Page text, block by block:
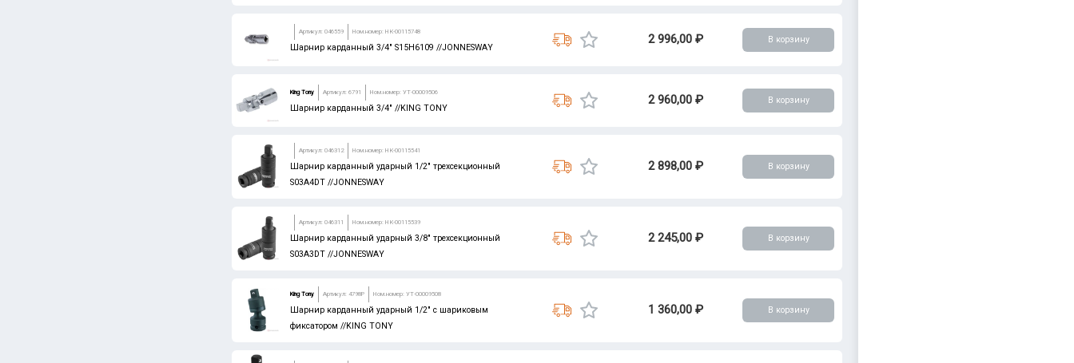
Артикул: 046559 Ном.номер: НК-00115748
Шарнир карданный 3/4" S15H6109 //JONNESWAY
2 996,00 ₽ В корзину
King Tony Артикул: 6791 Ном.номер: УТ-00009506
Шарнир карданный 3/4" //KING TONY
2 960,00 ₽ В корзину
Артикул: 046312 Ном.номер: НК-00115541
Шарнир карданный ударный 1/2" трехсекционный
S03A4DT //JONNESWAY
2 898,00 ₽ В корзину
Артикул: 046311 Ном.номер: НК-00115539
Шарнир карданный ударный 3/8" трехсекционный
S03A3DT //JONNESWAY
2 245,00 ₽ В корзину
King Tony Артикул: 4798P Ном.номер: УТ-00009508
Шарнир карданный ударный 1/2" с шариковым
фиксатором //KING TONY
1 360,00 ₽ В корзину